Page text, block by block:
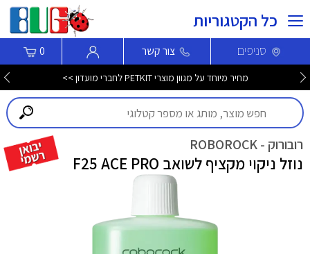
כל הקטגוריות
סניפים צור קשר 0
מחיר מיוחד על מגוון מוצרי PETKIT לחברי מועדון >>
רובורוק - ROBOROCK
נוזל ניקוי מקציף לשואב F25 ACE PRO